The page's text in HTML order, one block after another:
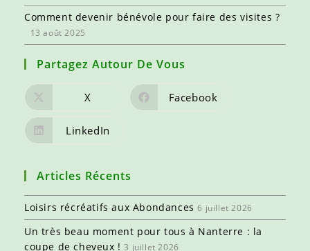
Comment devenir bénévole pour faire des visites ?
13 août 2025
Partagez Autour De Vous
X Facebook
LinkedIn
Articles Récents
Loisirs récréatifs aux Abondances 6 juillet 2026
Un très beau moment pour tous à Nanterre : la
coupe de cheveux ! 3 juillet 2026